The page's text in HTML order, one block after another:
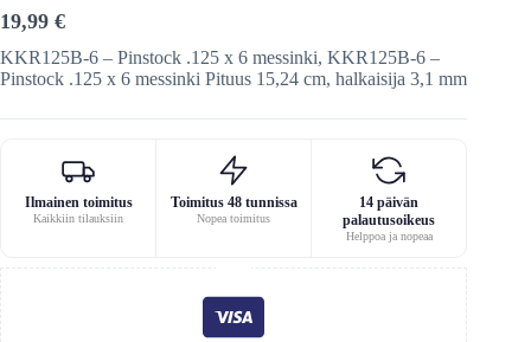
19,99 €
KKR125B-6 – Pinstock .125 x 6 messinki, KKR125B-6 –
Pinstock .125 x 6 messinki Pituus 15,24 cm, halkaisija 3,1 mm
Ilmainen toimitus
Kaikkiin tilauksiin
Toimitus 48 tunnissa
Nopea toimitus
14 päivän
palautusoikeus
Helppoa ja nopeaa